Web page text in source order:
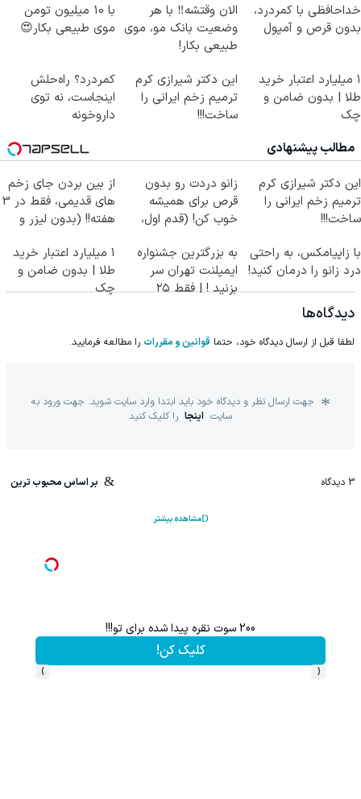
خداحافظی با کمردرد،
بدون قرص و آمپول
الان وقتشه‼️ با هر
وضعیت بانک مو، موی
طبیعی بکار!
با 10 میلیون تومن
موی طبیعی بکار😍
۱ میلیارد اعتبار خرید
طلا | بدون ضامن و
چک
این دکتر شیرازی کرم
ترمیم زخم ایرانی را
ساخت!!!
کمردرد؟ راه‌حلش
اینجاست، نه توی
داروخونه
مطالب پیشنهادی
این دکتر شیرازی کرم
ترمیم زخم ایرانی را
ساخت!!!
زانو دردت رو بدون
قرص برای همیشه
خوب کن! (قدم اول،
از بین بردن جای زخم
های قدیمی، فقط در 3
هفته!! (بدون لیزر و
با زاپیامکس، به راحتی
درد زانو را درمان کنید!
به بزرگترین جشنواره
ایمپلنت تهران سر
بزنید ! | فقط ۲۵
۱ میلیارد اعتبار خرید
طلا | بدون ضامن و
چک
دیدگاه‌ها
لطفا قبل از ارسال دیدگاه خود، حتما قوانین و مقررات را مطالعه فرمایید.
جهت ارسال نظر و دیدگاه خود باید ابتدا وارد سایت شوید. جهت ورود به
سایت اینجا را کلیک کنید
3 دیدگاه بر اساس محبوب ترین
مشاهده بیشتر
200 سوت نقره پیدا شده برای تو!!!
کلیک کن!
‹
›